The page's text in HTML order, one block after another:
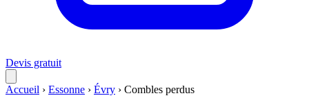
Devis gratuit
Accueil › Essonne › Évry › Combles perdus